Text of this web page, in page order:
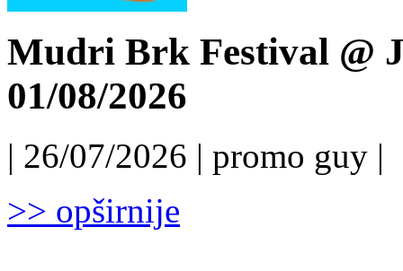
Mudri Brk Festival @
01/08/2026
| 26/07/2026 | promo guy |
>> opširnije